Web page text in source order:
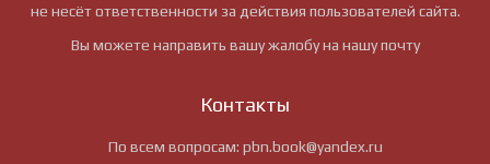
не несёт ответственности за действия пользователей сайта.
Вы можете направить вашу жалобу на нашу почту
Контакты
По всем вопросам: pbn.book@yandex.ru